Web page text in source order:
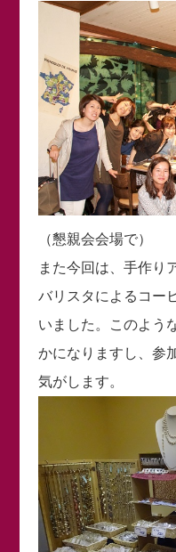
（懇親会会場で）
また今回は、手作り
バリスタによるコー
いました。このよう
かになりますし、参
気がします。